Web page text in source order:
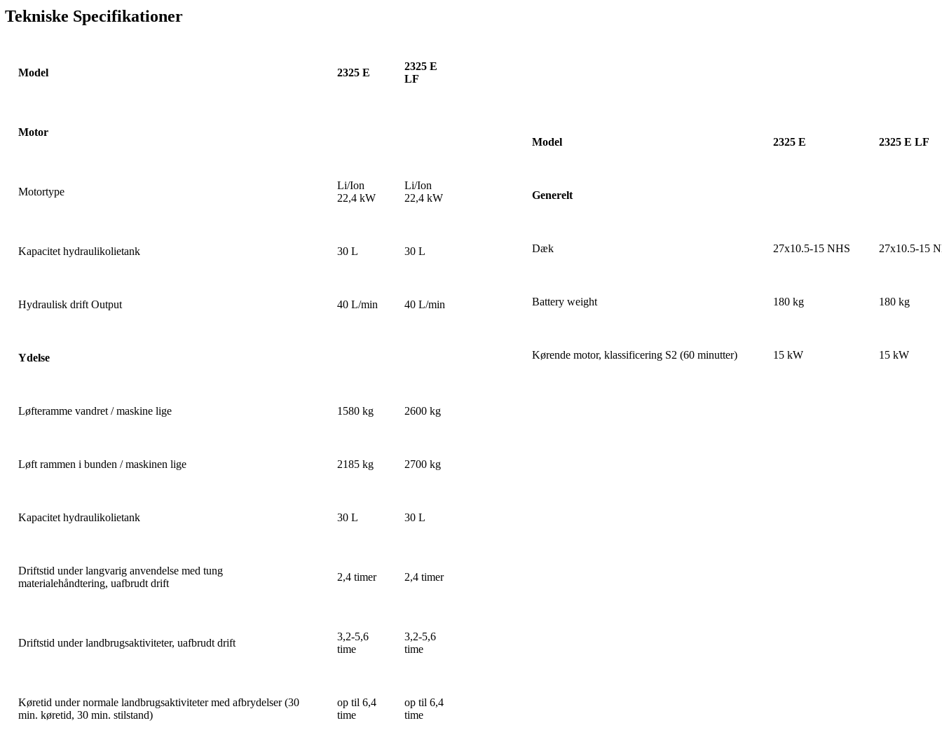
Tekniske Specifikationer
Model 2325 E
2325 E
LF
Motor
Motortype
Li/Ion
22,4 kW
Li/Ion
22,4 kW
Kapacitet hydraulikolietank 30 L 30 L
Hydraulisk drift Output 40 L/min 40 L/min
Ydelse
Løfteramme vandret / maskine lige 1580 kg 2600 kg
Løft rammen i bunden / maskinen lige 2185 kg 2700 kg
Kapacitet hydraulikolietank 30 L 30 L
Driftstid under langvarig anvendelse med tung
materialehåndtering, uafbrudt drift
2,4 timer 2,4 timer
Driftstid under landbrugsaktiviteter, uafbrudt drift
3,2-5,6
time
3,2-5,6
time
Køretid under normale landbrugsaktiviteter med afbrydelser (30
min. køretid, 30 min. stilstand)
op til 6,4
time
op til 6,4
time
Model 2325 E 2325 E LF
Generelt
Dæk 27x10.5-15 NHS 27x10.5-15
Battery weight 180 kg 180 kg
Kørende motor, klassificering S2 (60 minutter) 15 kW 15 kW